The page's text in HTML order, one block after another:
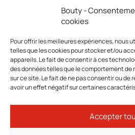
Bouty -
cookies
Pour offrir les meilleures expériences, nous
telles que les cookies pour stocker et/ou
appareils. Le fait de consentir à ces
des données telles que le comportement de
sur ce site. Le fait de ne pas consentir ou
avoir un effet négatif sur certaines
Accepter
Bouty fait partie de la
Politique de